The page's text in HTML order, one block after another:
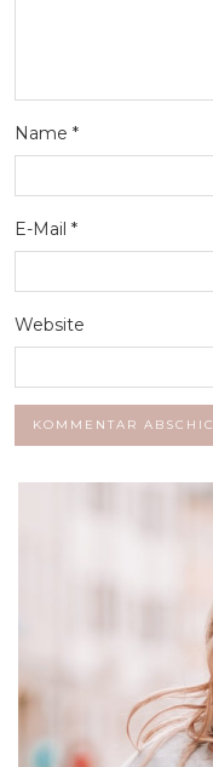
Name *
E-Mail *
Website